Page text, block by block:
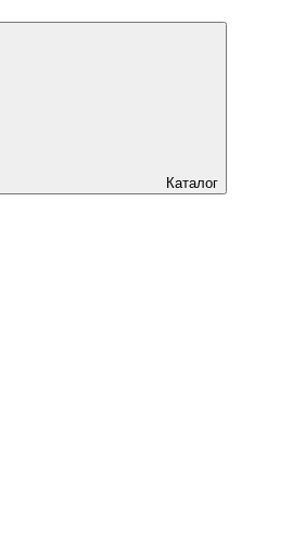
Каталог